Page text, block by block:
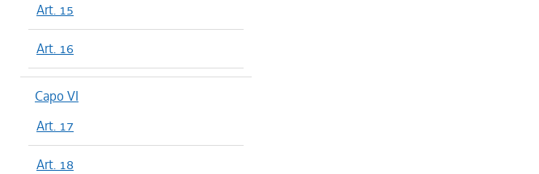
Art. 15
Art. 16
Capo VI
Art. 17
Art. 18